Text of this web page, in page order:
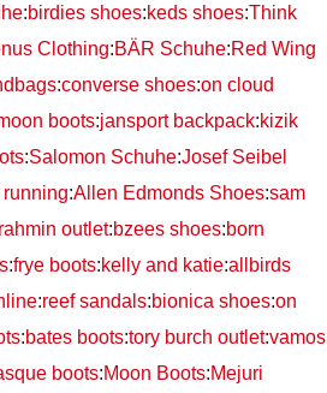
:birdies shoes:keds shoes:Think
Clothing:BÄR Schuhe:Red Wing
:converse shoes:on cloud
boots:jansport backpack:kizik
:Salomon Schuhe:Josef Seibel
running:Allen Edmonds Shoes:sam
outlet:bzees shoes:born
:frye boots:kelly and katie:allbirds
:reef sandals:bionica shoes:on
:bates boots:tory burch outlet:vamos
boots:Moon Boots:Mejuri